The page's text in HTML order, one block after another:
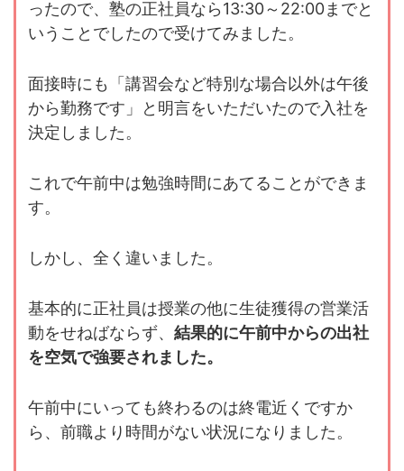
ったので、塾の正社員なら13:30～22:00までと
いうことでしたので受けてみました。
面接時にも「講習会など特別な場合以外は午後
から勤務です」と明言をいただいたので入社を
決定しました。
これで午前中は勉強時間にあてることができま
す。
しかし、全く違いました。
基本的に正社員は授業の他に生徒獲得の営業活
動をせねばならず、 結果的に午前中からの出社
を空気で強要されました。
午前中にいっても終わるのは終電近くですか
ら、前職より時間がない状況になりました。